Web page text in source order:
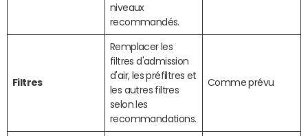
niveaux
recommandés.
Filtres
Remplacer les
filtres d'admission
d'air, les préfiltres et
les autres filtres
selon les
recommandations.
Comme prévu